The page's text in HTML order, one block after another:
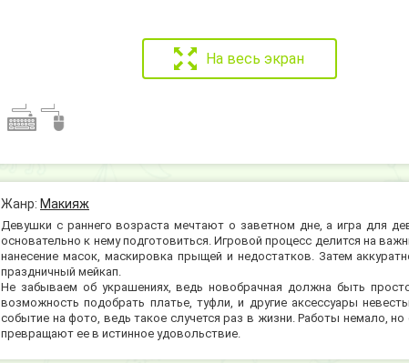
На весь экран
Жанр: Макияж
Девушки с раннего возраста мечтают о заветном дне, а игра для
основательно к нему подготовиться. Игровой процесс делится на
нанесение масок, маскировка прыщей и недостатков. Затем
праздничный мейкап.
Не забываем об украшениях, ведь новобрачная должна быть
возможность подобрать платье, туфли, и другие аксессуары
событие на фото, ведь такое случется раз в жизни. Работы немало, но
превращают ее в истинное удовольствие.